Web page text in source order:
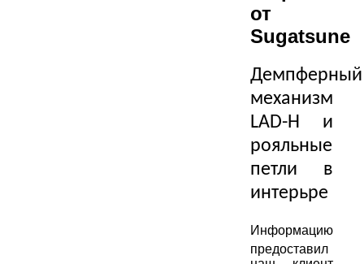
от
Sugatsune
Демпферный
механизм
LAD-H и
рояльные
петли в
интерьре
Информацию
предоставил